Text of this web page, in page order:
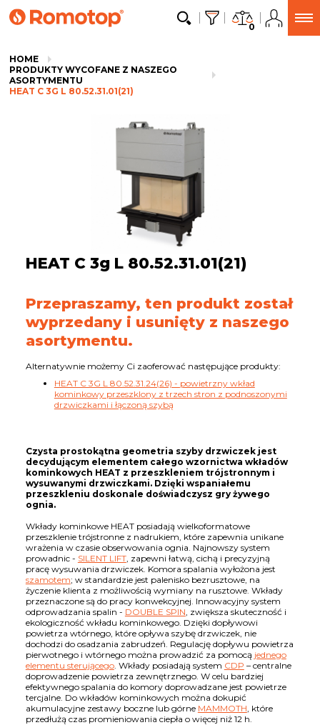
0
HOME
PRODUKTY WYCOFANE Z NASZEGO
ASORTYMENTU
HEAT C 3G L 80.52.31.01(21)
HEAT C 3g L 80.52.31.01(21)
Przepraszamy, ten produkt został
wyprzedany i usunięty z naszego
asortymentu.
Alternatywnie możemy Ci zaoferować następujące produkty:
HEAT C 3G L 80.52.31.24(26) - powietrzny wkład
kominkowy przeszklony z trzech stron z podnoszonymi
drzwiczkami i łączoną szybą
Czysta prostokątna geometria szyby drzwiczek jest
decydującym elementem całego wzornictwa wkładów
kominkowych HEAT z przeszkleniem trójstronnym i
wysuwanymi drzwiczkami. Dzięki wspaniałemu
przeszkleniu doskonale doświadczysz gry żywego
ognia.
Wkłady kominkowe HEAT posiadają wielkoformatowe
przeszklenie trójstronne z nadrukiem, które zapewnia unikane
wrażenia w czasie obserwowania ognia. Najnowszy system
prowadnic - SILENT LIFT, zapewni łatwą, cichą i precyzyjną
pracę wysuwania drzwiczek. Komora spalania wyłożona jest
szamotem; w standardzie jest palenisko bezrusztowe, na
życzenie klienta z możliwością wymiany na rusztowe. Wkłady
przeznaczone są do pracy konwekcyjnej. Innowacyjny system
odprowadzania spalin - DOUBLE SPIN, zwiększa skuteczność i
ekologiczność wkładu kominkowego. Dzięki dopływowi
powietrza wtórnego, które opływa szybę drzwiczek, nie
dochodzi do osadzania zabrudzeń. Regulację dopływu powietrza
pierwotnego i wtórnego można prowadzić za pomocą jednego
elementu sterującego. Wkłady posiadają system CDP – centralne
doprowadzenie powietrza zewnętrznego. W celu bardziej
efektywnego spalania do komory doprowadzane jest powietrze
tercjalne. Do wkładów kominkowych można dokupić
akumulacyjne zestawy boczne lub górne MAMMOTH, które
przedłużą czas promieniowania ciepła o więcej niż 12 h.